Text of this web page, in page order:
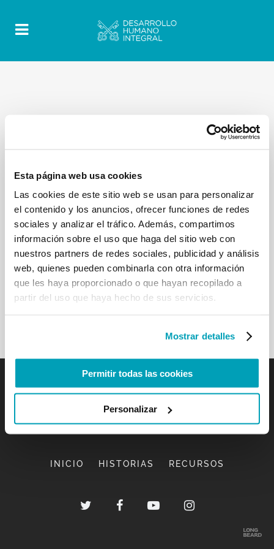
Esta página web usa cookies
Las cookies de este sitio web se usan para personalizar
el contenido y los anuncios, ofrecer funciones de redes
sociales y analizar el tráfico. Además, compartimos
información sobre el uso que haga del sitio web con
nuestros partners de redes sociales, publicidad y análisis
web, quienes pueden combinarla con otra información
que les haya proporcionado o que hayan recopilado a
partir del uso que haya hecho de sus servicios.
Mostrar detalles
Permitir todas las cookies
Personalizar
INICIO HISTORIAS RECURSOS